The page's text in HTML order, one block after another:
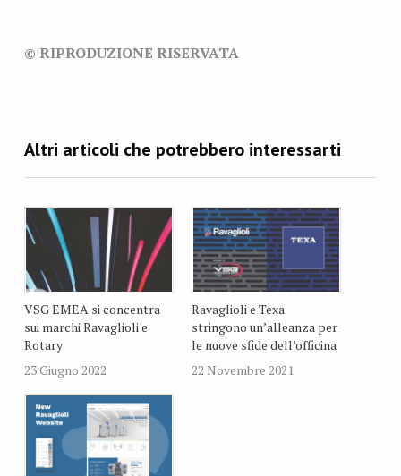
© RIPRODUZIONE RISERVATA
VSG EMEA si concentra
sui marchi Ravaglioli e
Rotary
23 Giugno 2022
Ravaglioli e Texa
stringono un’alleanza per
le nuove sfide dell’officina
22 Novembre 2021